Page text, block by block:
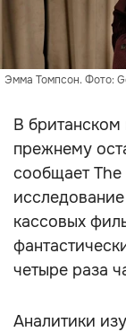
Эмма Томпсон. Фото:
В
прежнему
сообщает
кассовых
четыре раза
Аналитики